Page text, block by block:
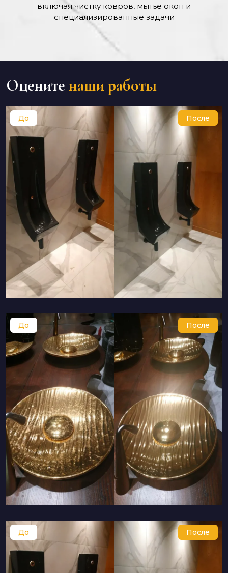
включая чистку ковров, мытье окон и
специализированные задачи
Оцените наши работы